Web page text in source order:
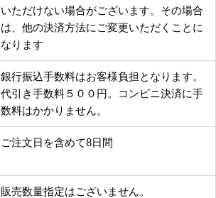
いただけない場合がございます。その場合
は、他の決済方法にご変更いただくことに
なります
銀行振込手数料はお客様負担となります。
代引き手数料５００円。コンビニ決済に手
数料はかかりません。
ご注文日を含めて8日間
販売数量指定はございません。